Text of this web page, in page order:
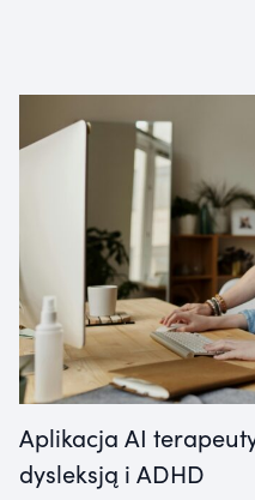
Aplikacja AI
dysleksją i ADHD